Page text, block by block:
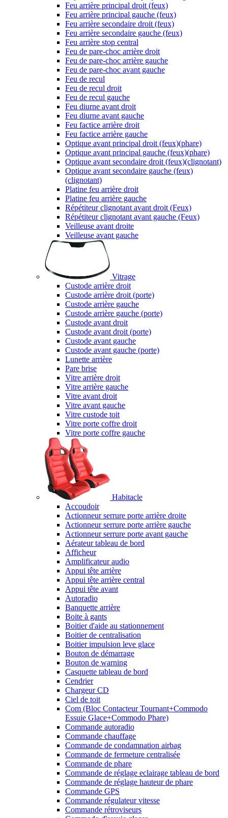
Feu arrière principal droit (feux)
Feu arrière principal gauche (feux)
Feu arrière secondaire droit (feux)
Feu arrière secondaire gauche (feux)
Feu arrière stop central
Feu de pare-choc arrière droit
Feu de pare-choc arrière gauche
Feu de pare-choc avant gauche
Feu de recul
Feu de recul droit
Feu de recul gauche
Feu diurne avant droit
Feu diurne avant gauche
Feu factice arrière droit
Feu factice arrière gauche
Optique avant principal droit (feux)(phare)
Optique avant principal gauche (feux)(phare)
Optique avant secondaire droit (feux)(clignotant)
Optique avant secondaire gauche (feux)
(clignotant)
Platine feu arrière droit
Platine feu arrière gauche
Répétiteur clignotant avant droit (Feux)
Répétiteur clignotant avant gauche (Feux)
Veilleuse avant droite
Veilleuse avant gauche
Vitrage
Custode arrière droit
Custode arrière droit (porte)
Custode arrière gauche
Custode arrière gauche (porte)
Custode avant droit
Custode avant droit (porte)
Custode avant gauche
Custode avant gauche (porte)
Lunette arrière
Pare brise
Vitre arrière droit
Vitre arrière gauche
Vitre avant droit
Vitre avant gauche
Vitre custode toit
Vitre porte coffre droit
Vitre porte coffre gauche
Habitacle
Accoudoir
Actionneur serrure porte arrière droite
Actionneur serrure porte arrière gauche
Actionneur serrure porte avant gauche
Aérateur tableau de bord
Afficheur
Amplificateur audio
Appui tête arrière
Appui tête arrière central
Appui tête avant
Autoradio
Banquette arrière
Boite à gants
Boitier d'aide au stationnement
Boitier de centralisation
Boitier impulsion leve glace
Bouton de démarrage
Bouton de warning
Casquette tableau de bord
Cendrier
Chargeur CD
Ciel de toit
Com (Bloc Contacteur Tournant+Commodo
Essuie Glace+Commodo Phare)
Commande autoradio
Commande chauffage
Commande de condamnation airbag
Commande de fermeture centralisée
Commande de phare
Commande de réglage eclairage tableau de bord
Commande de réglage hauteur de phare
Commande GPS
Commande régulateur vitesse
Commande rétroviseurs